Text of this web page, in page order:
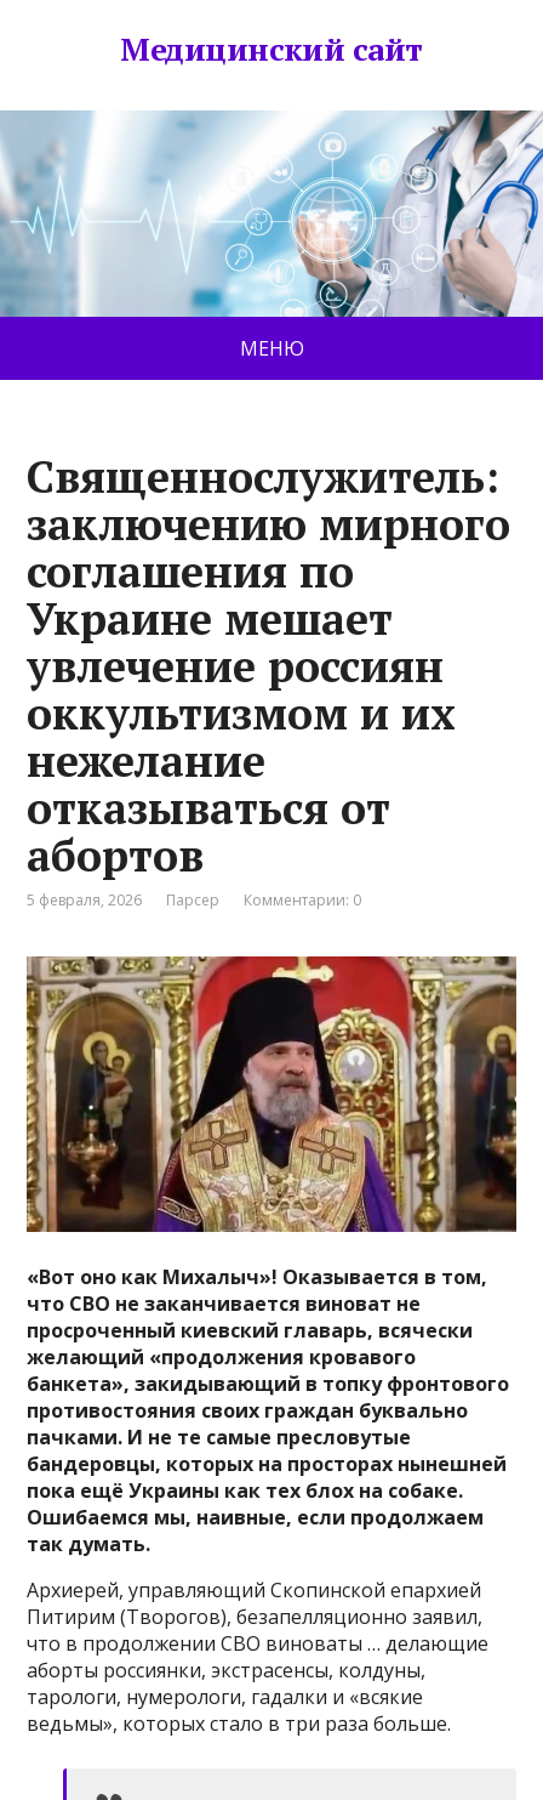
Медицинский сайт
МЕНЮ
Священнослужитель:
заключению мирного
соглашения по
Украине мешает
увлечение россиян
оккультизмом и их
нежелание
отказываться от
абортов
5 февраля, 2026 Парсер Комментарии: 0
«Вот оно как Михалыч»! Оказывается в том,
что СВО не заканчивается виноват не
просроченный киевский главарь, всячески
желающий «продолжения кровавого
банкета», закидывающий в топку фронтового
противостояния своих граждан буквально
пачками. И не те самые пресловутые
бандеровцы, которых на просторах нынешней
пока ещё Украины как тех блох на собаке.
Ошибаемся мы, наивные, если продолжаем
так думать.
Архиерей, управляющий Скопинской епархией
Питирим (Творогов), безапелляционно заявил,
что в продолжении СВО виноваты … делающие
аборты россиянки, экстрасенсы, колдуны,
тарологи, нумерологи, гадалки и «всякие
ведьмы», которых стало в три раза больше.